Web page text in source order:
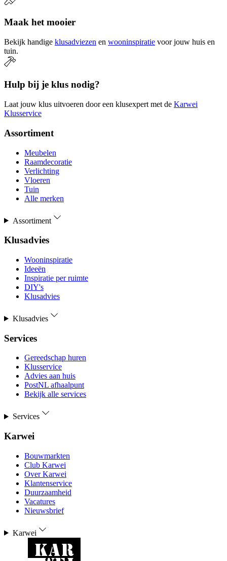
Maak het mooier
Bekijk handige klusadviezen en wooninspiratie voor jouw huis en
tuin.
Hulp bij je klus nodig?
Laat jouw klus uitvoeren door een klusexpert met de Karwei
Klusservice
Assortiment
Meubelen
Raamdecoratie
Verlichting
Vloeren
Tuin
Alle merken
Assortiment
Klusadvies
Wooninspiratie
Ideeën
Inspiratie per ruimte
DIY's
Klusadvies
Klusadvies
Services
Gereedschap huren
Klusservice
Advies aan huis
PostNL afhaalpunt
Bekijk alle services
Services
Karwei
Bouwmarkten
Club Karwei
Over Karwei
Klantenservice
Duurzaamheid
Vacatures
Nieuwsbrief
Karwei